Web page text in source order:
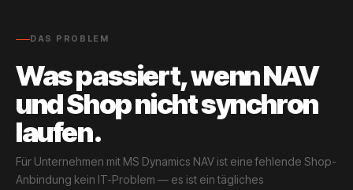
DAS PROBLEM
Was passiert, wenn NAV
und Shop nicht synchron
laufen.
Für Unternehmen mit MS Dynamics NAV ist eine fehlende Shop-
Anbindung kein IT-Problem — es ist ein tägliches